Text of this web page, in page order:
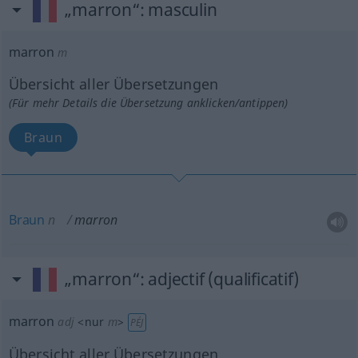
„marron“: masculin
marron m
Übersicht aller Übersetzungen
(Für mehr Details die Übersetzung anklicken/antippen)
Braun
Braun n marron
„marron“: adjectif (qualificatif)
marron adj <nur m> PÉJ
Übersicht aller Übersetzungen